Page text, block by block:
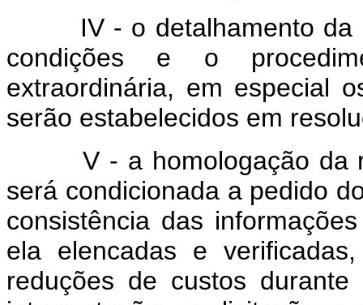
IV - o detalhamento da
condições e o
extraordinária, em especial
serão estabelecidos em
V - a homologação da
será condicionada a pedido
consistência das
ela elencadas e
reduções de custos